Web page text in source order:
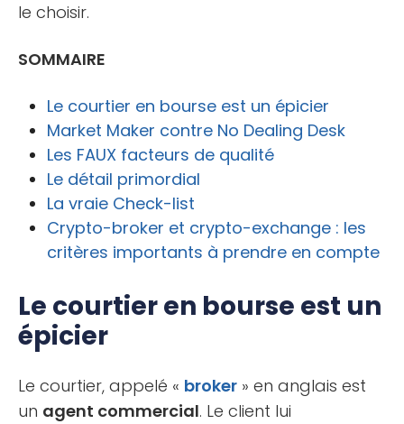
le choisir.
SOMMAIRE
Le courtier en bourse est un épicier
Market Maker contre No Dealing Desk
Les FAUX facteurs de qualité
Le détail primordial
La vraie Check-list
Crypto-broker et crypto-exchange : les
critères importants à prendre en compte
Le courtier en bourse est un
épicier
Le courtier, appelé « broker » en anglais est
un agent commercial. Le client lui